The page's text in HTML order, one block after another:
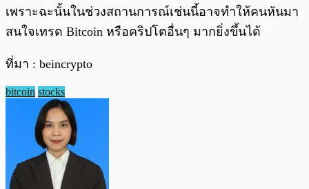
เพราะฉะนั้นในช่วงสถานการณ์เช่นนี้อาจทำให้คนหันมา
สนใจเทรด Bitcoin หรือคริปโตอื่นๆ มากยิ่งขึ้นได้
ที่มา : beincrypto
bitcoin stocks